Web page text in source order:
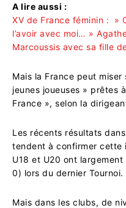
A lire aussi :
XV de France féminin : »
l’avoir avec moi… »
Marcoussis avec sa fille
Mais la France peut
jeunes joueuses » prêtes
France », selon la
Les récents résultats
tendent à confirmer cette
U18 et U20 ont
0) lors du dernier Tournoi.
Mais dans les clubs, de